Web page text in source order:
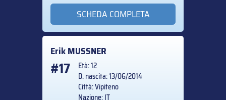
SCHEDA COMPLETA
ErikMUSSNER
#17
Età: 12
D. nascita: 13/06/2014
Città: Vipiteno
Nazione: IT